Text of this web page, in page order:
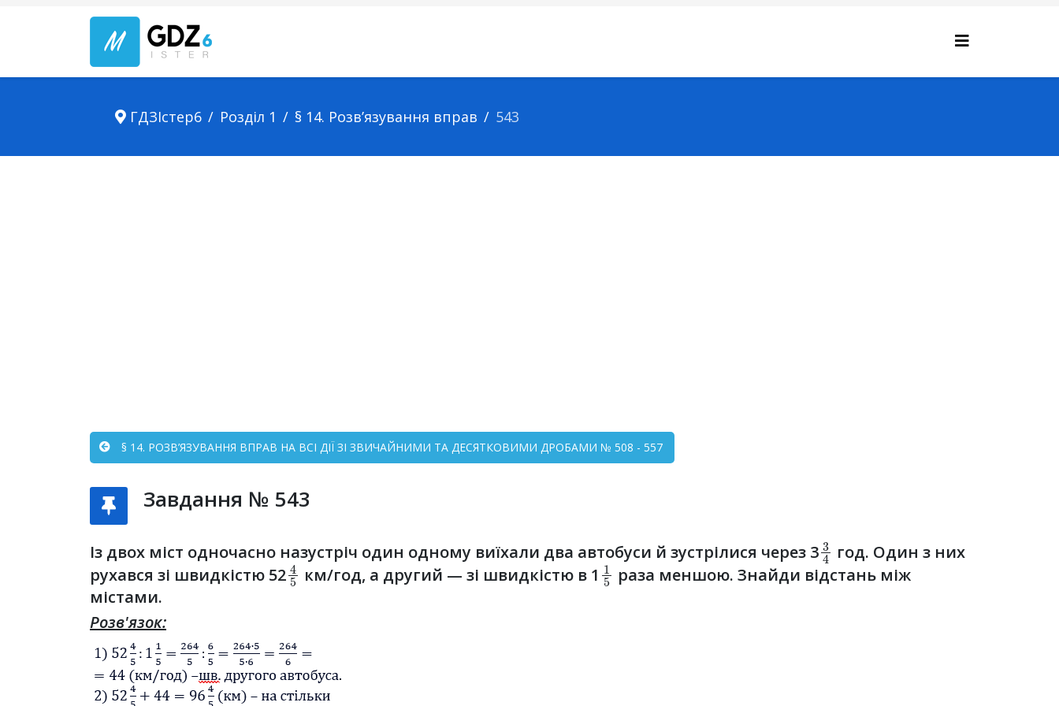
ГДЗІстер6 Розділ 1 § 14. Розв’язування вправ 543
§ 14. РОЗВ’ЯЗУВАННЯ ВПРАВ НА ВСІ ДІЇ ЗІ ЗВИЧАЙНИМИ ТА ДЕСЯТКОВИМИ ДРОБАМИ № 508 - 557
Завдання № 543
Із двох міст одночасно назустріч один одному виїхали два автобуси й зустрілися через 3
3
год. Один з них
рухався зі швидкістю 52
45
км/год, а другий — зі швидкістю в 1
15
раза меншою. Знайди відстань між
містами.
Розв'язок: